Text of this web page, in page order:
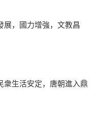
展，國力增強，文教昌
衆生活安定，唐朝進入鼎